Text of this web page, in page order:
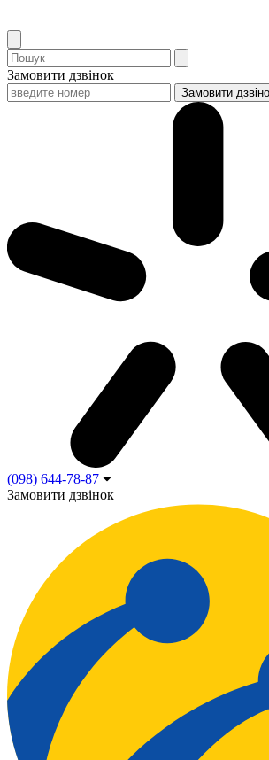
Замовити дзвінок
(098) 644-78-87
Замовити дзвінок